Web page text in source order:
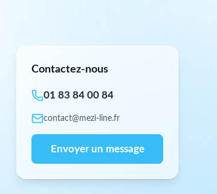
Contactez-nous
01 83 84 00 84
contact@mezi-line.fr
Envoyer un message